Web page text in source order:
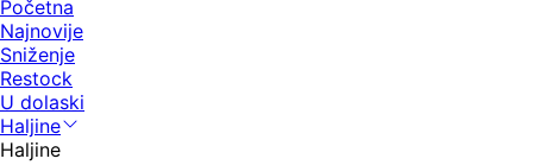
Početna
Najnovije
Sniženje
Restock
U dolaski
Haljine
Haljine